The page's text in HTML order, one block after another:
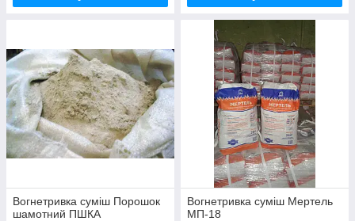
Вогнетривка суміш Порошок
шамотний ПШКА
Вогнетривка суміш Мертель
МП-18